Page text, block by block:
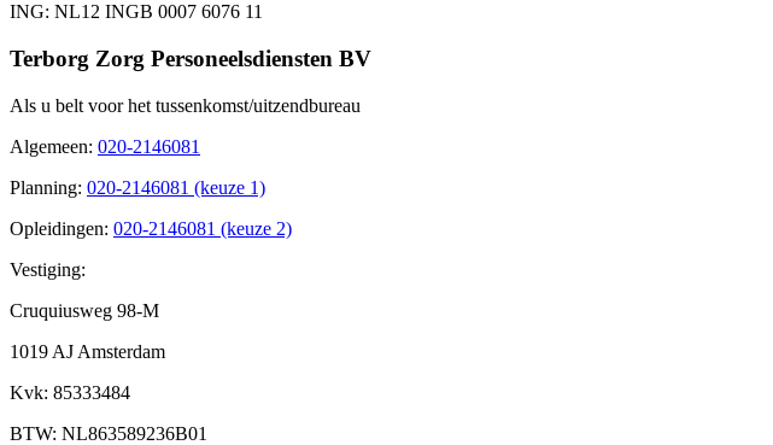
ING: NL12 INGB 0007 6076 11
Terborg Zorg Personeelsdiensten BV
Als u belt voor het tussenkomst/uitzendbureau
Algemeen: 020-2146081
Planning: 020-2146081 (keuze 1)
Opleidingen: 020-2146081 (keuze 2)
Vestiging:
Cruquiusweg 98-M
1019 AJ Amsterdam
Kvk: 85333484
BTW: NL863589236B01